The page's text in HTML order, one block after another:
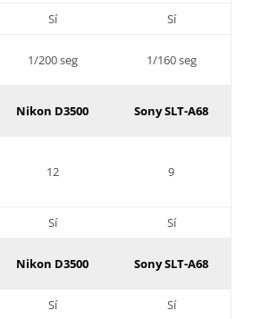
Sí
Sí
1/200 seg 1/160 seg
Nikon D3500 Sony SLT-A68
12 9
Sí
Sí
Nikon D3500 Sony SLT-A68
Sí
Sí